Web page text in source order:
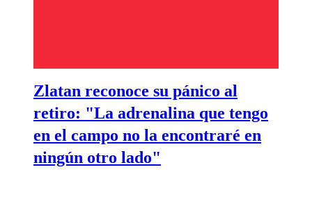
Zlatan reconoce su pánico al
retiro: "La adrenalina que tengo
en el campo no la encontraré en
ningún otro lado"